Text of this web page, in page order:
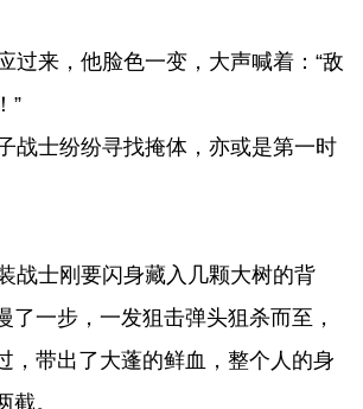
来，他脸色一变，大声喊着：“敌
”
战士纷纷寻找掩体，亦或是第一时
战士刚要闪身藏入几颗大树的背
了一步，一发狙击弹头狙杀而至，
，带出了大蓬的鲜血，整个人的身
截。